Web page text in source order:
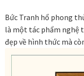
Wheels of Time
Bức Tranh hổ phong
là một tác phẩm nghệ
đẹp về hình thức mà